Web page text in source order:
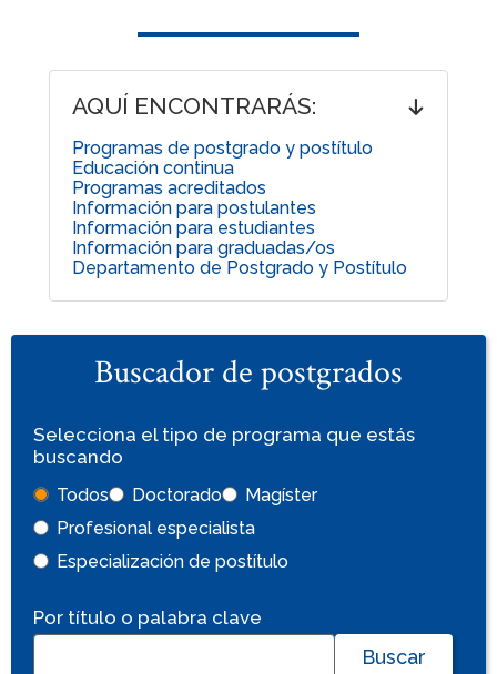
AQUÍ ENCONTRARÁS:
Programas de postgrado y postítulo
Educación continua
Programas acreditados
Información para postulantes
Información para estudiantes
Información para graduadas/os
Departamento de Postgrado y Postítulo
Buscador de postgrados
Selecciona el tipo de programa que estás
buscando
Todos Doctorado
Magíster
Profesional especialista
Especialización de postítulo
Por título o palabra clave